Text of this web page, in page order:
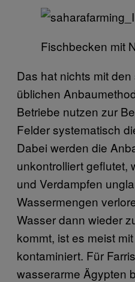
Fischbecken mit
Das hat nichts mit
üblichen
Betriebe nutzen zur
Felder systematisch
Dabei werden die
unkontrolliert geflutet,
und Verdampfen
Wassermengen
Wasser dann wieder
kommt, ist es meist
kontaminiert. Für
wasserarme Ägypten